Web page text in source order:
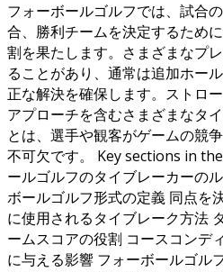
フォーボールゴルフでは、試合
合、勝利チームを決定するため
割を果たします。さまざまなプ
ることがあり、通常は追加ホー
正な解決を確保します。ストロ
アプローチを含むさまざまなタ
とは、選手や観客がゲームの競
不可欠です。 Key sections in
ールゴルフのタイブレーカーの
ボールゴルフ形式の定義 同点を
に使用されるタイブレーク方法
ームスコアの役割 コースコンデ
に与える影響 フォーボールゴル